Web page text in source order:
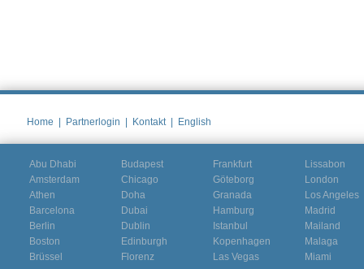
Home Partnerlogin Kontakt English
Abu Dhabi
Amsterdam
Athen
Barcelona
Berlin
Boston
Brüssel
Budapest
Chicago
Doha
Dubai
Dublin
Edinburgh
Florenz
Frankfurt
Göteborg
Granada
Hamburg
Istanbul
Kopenhagen
Las Vegas
Lissabon
London
Los Angeles
Madrid
Mailand
Malaga
Miami